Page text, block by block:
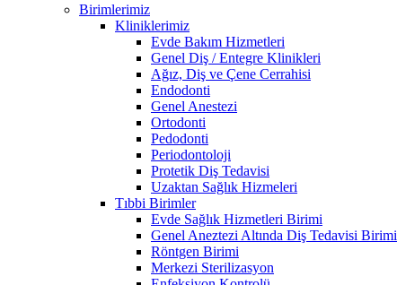
Birimlerimiz
Kliniklerimiz
Evde Bakım Hizmetleri
Genel Diş / Entegre Klinikleri
Ağız, Diş ve Çene Cerrahisi
Endodonti
Genel Anestezi
Ortodonti
Pedodonti
Periodontoloji
Protetik Diş Tedavisi
Uzaktan Sağlık Hizmeleri
Tıbbi Birimler
Evde Sağlık Hizmetleri Birimi
Genel Aneztezi Altında Diş Tedavisi Birimi
Röntgen Birimi
Merkezi Sterilizasyon